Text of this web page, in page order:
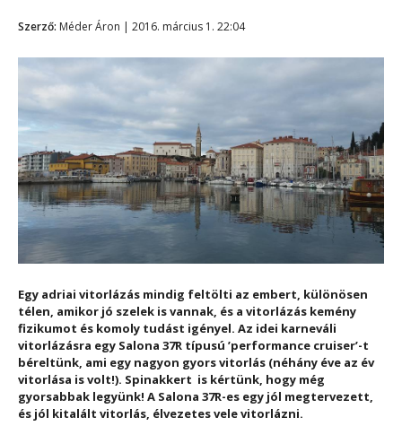
Szerző: Méder Áron | 2016. március 1. 22:04
Egy adriai vitorlázás mindig feltölti az embert, különösen
télen, amikor jó szelek is vannak, és a vitorlázás kemény
fizikumot és komoly tudást igényel. Az idei karneváli
vitorlázásra egy Salona 37R típusú ’performance cruiser’-t
béreltünk, ami egy nagyon gyors vitorlás (néhány éve az év
vitorlása is volt!). Spinakkert is kértünk, hogy még
gyorsabbak legyünk! A Salona 37R-es egy jól megtervezett,
és jól kitalált vitorlás, élvezetes vele vitorlázni.